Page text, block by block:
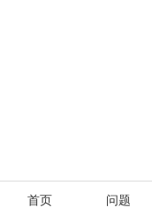
首页 问题